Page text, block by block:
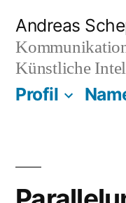
Inhalt
springen
Andreas
Künstliche
Profil